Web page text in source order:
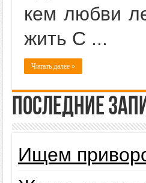
кем любви
жить С ...
Читать далее »
Последние
Ищем